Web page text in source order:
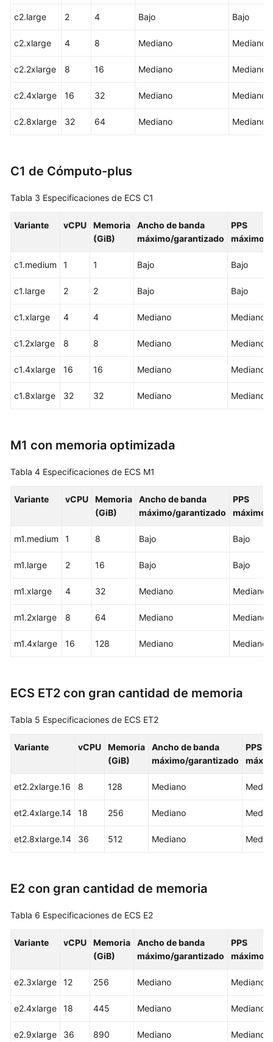
tipos
ECS
Kunpeng
y
de
Especificaciones
ECS
Cloud-
de
Gestión
permisos
Créditos
y
de
del
la
frecuentes
contenido
está
en
seleccionado.
consultar
c2.large 2 4 Bajo Bajo
c2.xlarge 4 8 Mediano Mediano
c2.2xlarge 8 16 Mediano Mediano
c2.4xlarge 16 32 Mediano Mediano
c2.8xlarge 32 64 Mediano Mediano
C1 de Cómputo-plus
Tabla 3 Especificaciones de ECS C1
Variante vCPU
Memoria
(GiB)
Ancho de banda
máximo/garantizado
PPS
máximo
c1.medium 1 1 Bajo Bajo
c1.large 2 2 Bajo Bajo
c1.xlarge 4 4 Mediano Mediano
c1.2xlarge 8 8 Mediano Mediano
c1.4xlarge 16 16 Mediano Mediano
c1.8xlarge 32 32 Mediano Mediano
M1 con memoria optimizada
Tabla 4 Especificaciones de ECS M1
Variante vCPU
Memoria
(GiB)
Ancho de banda
máximo/garantizado
PPS
máximo
m1.medium 1 8 Bajo Bajo
m1.large 2 16 Bajo Bajo
m1.xlarge 4 32 Mediano Mediano
m1.2xlarge 8 64 Mediano Mediano
m1.4xlarge 16 128 Mediano Mediano
ECS ET2 con gran cantidad de memoria
Tabla 5 Especificaciones de ECS ET2
Variante vCPU
Memoria
(GiB)
Ancho de banda
máximo/garantizado
PPS
et2.2xlarge.16 8 128 Mediano
et2.4xlarge.14 18 256 Mediano
et2.8xlarge.14 36 512 Mediano
E2 con gran cantidad de memoria
Tabla 6 Especificaciones de ECS E2
Variante vCPU
Memoria
(GiB)
Ancho de banda
máximo/garantizado
PPS
máximo
e2.3xlarge 12 256 Mediano Mediano
e2.4xlarge 18 445 Mediano Mediano
e2.9xlarge 36 890 Mediano Mediano